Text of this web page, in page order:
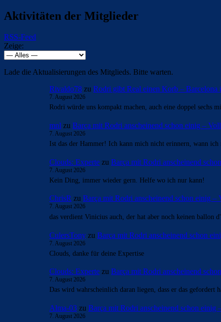
Aktivitäten der Mitglieder
RSS-Feed
Zeige:
Lade die Aktualisierungen des Mitglieds. Bitte warten.
Rivaldo78 zu Rodri gibt Real einen Korb – Barcelona
7. August 2026
Rodri würde uns kompakt machen, auch eine doppel sechs
mnl zu Barça mit Rodri anscheinend schon einig –
7. August 2026
Ist das der Hammer! Ich kann mich nicht erinnern, wann ich
Clouds: Experte zu Barça mit Rodri anscheinend
7. August 2026
Kein Ding, immer wieder gern. Helfe wo ich nur kann!
ChrisR zu Barça mit Rodri anscheinend schon einig –
7. August 2026
das verdient Vinicius auch, der hat aber noch keinen ballon
CulersTony zu Barça mit Rodri anscheinend schon
7. August 2026
Clouds, danke für deine Expertise
Clouds: Experte zu Barça mit Rodri anscheinend
7. August 2026
Das wird wahrscheinlich daran liegen, dass er das gefordert
Alma-03 zu Barça mit Rodri anscheinend schon einig
7. August 2026